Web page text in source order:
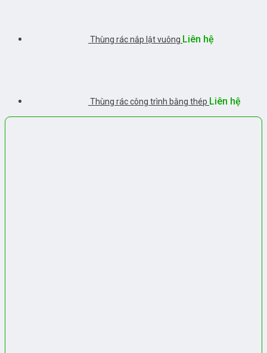
Thùng rác nắp lật vuông Liên hệ
Thùng rác công trình bằng thép Liên hệ